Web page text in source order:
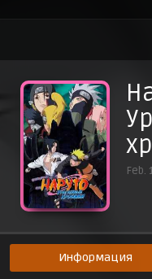
Вмешательство
12 апреля 2007 г.
Слёзы дзинтюрики
12 апреля 2007 г.
Техника печати:
19 апреля 2007 г.
Ученица ниндзя-
26 апреля 2007 г.
Решительность Тиё
3 мая 2007 г.
Судьбоносная
Feb.
Информация